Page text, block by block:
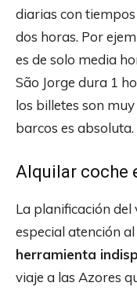
diarias con
dos horas. Por
es de solo media
São Jorge dura 1
los billetes son
barcos es absoluta.
Alquilar coche
La planificación
especial atención
herramienta
viaje a las Azores